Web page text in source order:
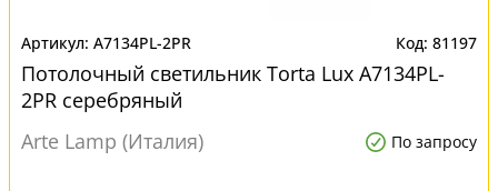
A7134PL-2PR 81197
Потолочный светильник Torta Lux A7134PL-
2PR серебряный
Arte Lamp (Италия)
По запросу